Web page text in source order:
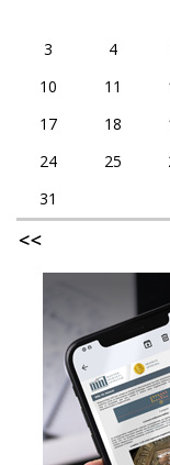
3
4
10
11
17
18
24
25
31